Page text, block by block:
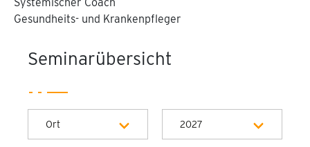
Gesundheits- und Krankenpfleger
Seminarübersicht
Ort 2027